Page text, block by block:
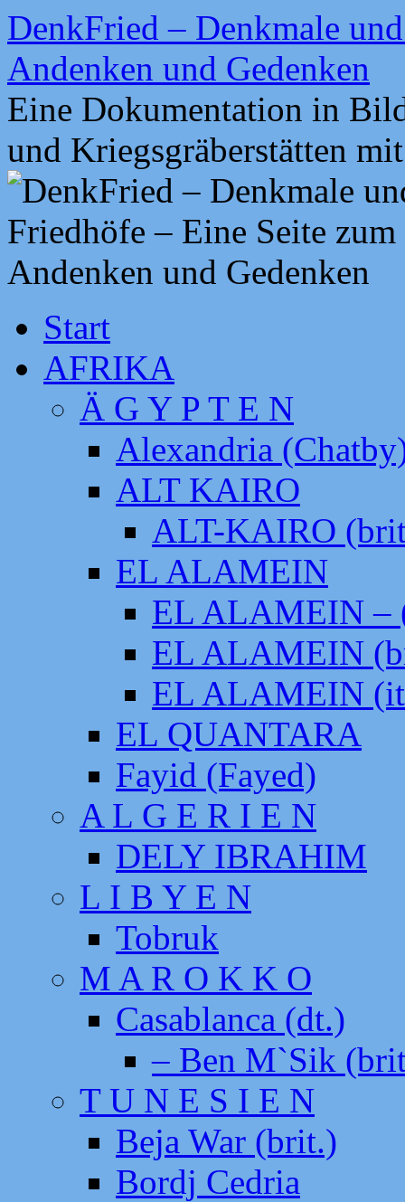
Zum
Inhalt
springen
DenkFried – Denkmale
Andenken und Gedenken
Eine Dokumentation in
und Kriegsgräberstätten
Start
AFRIKA
Ä G Y P T E N
Alexandria
ALT KAIRO
ALT-KAIRO
EL ALAMEIN
EL ALAMEIN –
EL ALAMEIN
EL ALAMEIN
EL QUANTARA
Fayid (Fayed)
A L G E R I E N
DELY IBRAHIM
L I B Y E N
Tobruk
M A R O K K O
Casablanca (dt.)
– Ben M`Sik
T U N E S I E N
Beja War (brit.)
Bordj Cedria